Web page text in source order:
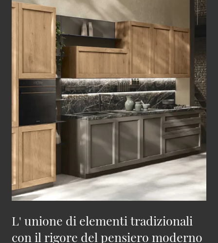
L' unione di elementi tradizionali
con il rigore del pensiero moderno